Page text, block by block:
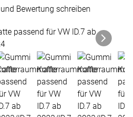
Bewertung schreiben